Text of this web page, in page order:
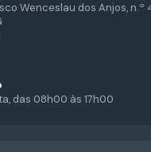
Wenceslau dos Anjos, n.º
das 08h00 às 17h00